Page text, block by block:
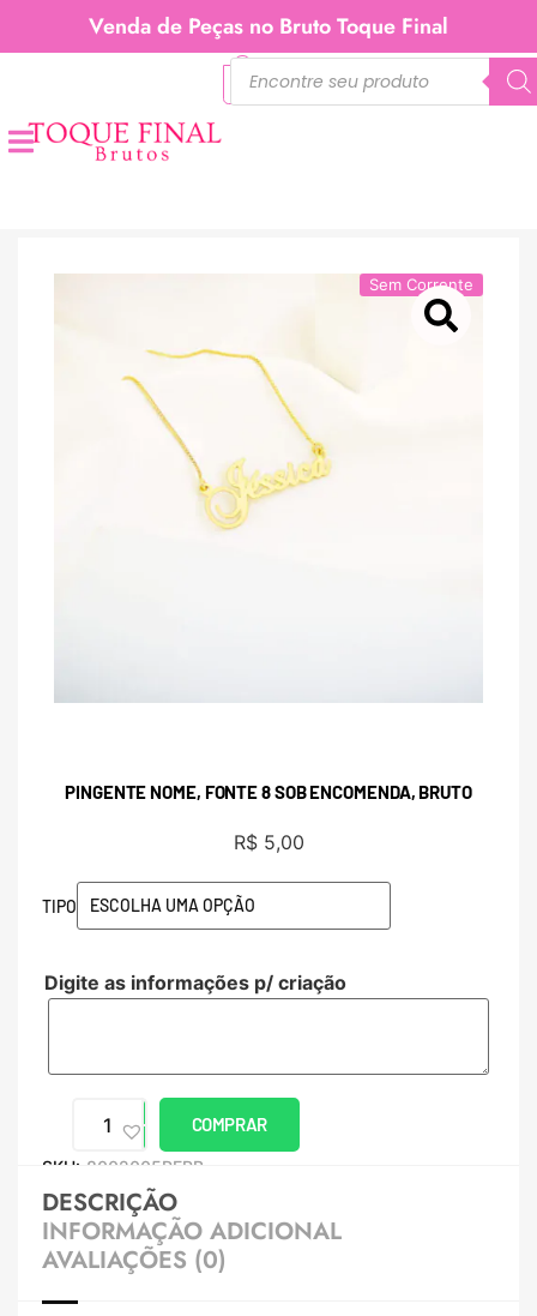
Venda de Peças no Bruto Toque Final
Sem Corrente
PINGENTE NOME, FONTE 8 SOB ENCOMENDA, BRUTO
R$5,00
TIPO
Digite as informações p/ criação
COMPRAR
SKU: 8002005PERB
DESCRIÇÃO
INFORMAÇÃO ADICIONAL
AVALIAÇÕES (0)